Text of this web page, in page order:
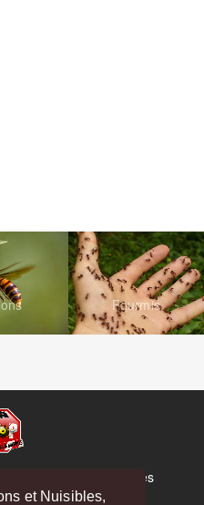
et Nuisibles,
Fourmis
Frelons et Nuisibles
légales